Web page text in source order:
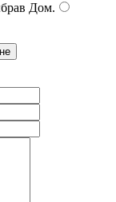
Дом.